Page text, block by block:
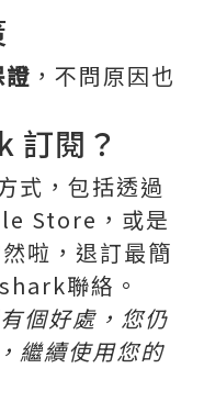
，不問原因也
訂閱？
式，包括透過
Store，或是
啦，退訂最簡
聯絡。
個好處，您仍
繼續使用您的